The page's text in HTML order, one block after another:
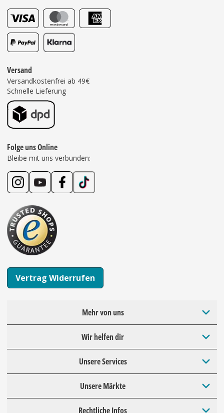
Versand
Versandkostenfrei ab 49€
Schnelle Lieferung
Folge uns Online
Bleibe mit uns verbunden:
Vertrag Widerrufen
Mehr von uns
Wir helfen dir
Unsere Services
Unsere Märkte
Rechtliche Infos